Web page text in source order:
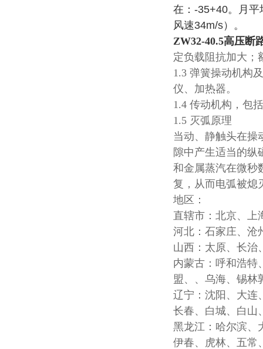
在：-35+40。月
风速34m/s）。
ZW32-40.5高压断
定负载阻抗加大；
1.3 弹簧操动机构
仪、加热器。
1.4 传动机构，包
1.5 灭弧原理
当动、静触头在操
隙中产生适当的
和金属蒸汽在微秒
复，从而电弧被熄
地区：
直辖市：北京、上
河北：石家庄、沧
山西：太原、长治
内蒙古：呼和浩特
盟、、乌海、锡林
辽宁：沈阳、大连
长春、白城、白山
黑龙江：哈尔滨、
伊春、虎林、五常